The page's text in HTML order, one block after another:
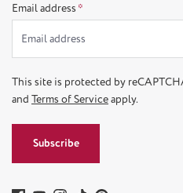
Email address *
This site is protected by
and Terms of Serviceapply.
Subscribe